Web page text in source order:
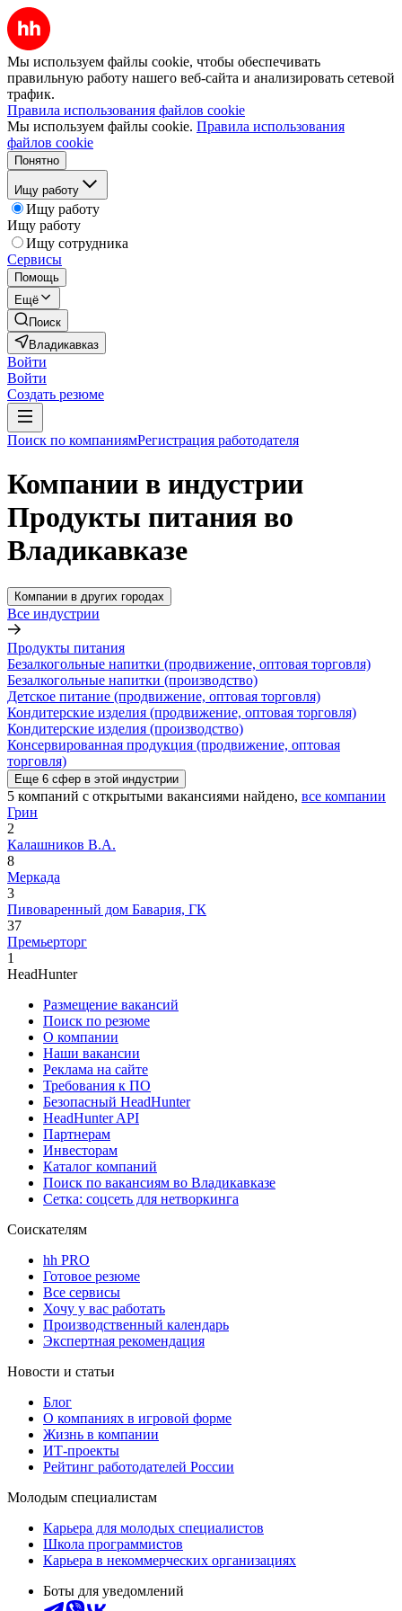
Мы используем файлы cookie, чтобы обеспечивать
правильную работу нашего веб-сайта и анализировать сетевой
трафик.
Правила использования файлов cookie
Мы используем файлы cookie. Правила использования
файлов cookie
Понятно
Ищу работу
Ищу работу
Ищу работу
Ищу сотрудника
Сервисы
Помощь
Ещё
Поиск
Владикавказ
Войти
Войти
Создать резюме
Поиск по компаниямРегистрация работодателя
Компании в индустрии
Продукты питания во
Владикавказе
Компании в других городах
Все индустрии
Продукты питания
Безалкогольные напитки (продвижение, оптовая торговля)
Безалкогольные напитки (производство)
Детское питание (продвижение, оптовая торговля)
Кондитерские изделия (продвижение, оптовая торговля)
Кондитерские изделия (производство)
Консервированная продукция (продвижение, оптовая
торговля)
Еще 6 сфер в этой индустрии
5 компаний с открытыми вакансиями найдено, все компании
Грин
2
Калашников В.А.
8
Меркада
3
Пивоваренный дом Бавария, ГК
37
Премьерторг
1
HeadHunter
Размещение вакансий
Поиск по резюме
О компании
Наши вакансии
Реклама на сайте
Требования к ПО
Безопасный HeadHunter
HeadHunter API
Партнерам
Инвесторам
Каталог компаний
Поиск по вакансиям во Владикавказе
Сетка: соцсеть для нетворкинга
Соискателям
hh PRO
Готовое резюме
Все сервисы
Хочу у вас работать
Производственный календарь
Экспертная рекомендация
Новости и статьи
Блог
О компаниях в игровой форме
Жизнь в компании
ИТ-проекты
Рейтинг работодателей России
Молодым специалистам
Карьера для молодых специалистов
Школа программистов
Карьера в некоммерческих организациях
Боты для уведомлений